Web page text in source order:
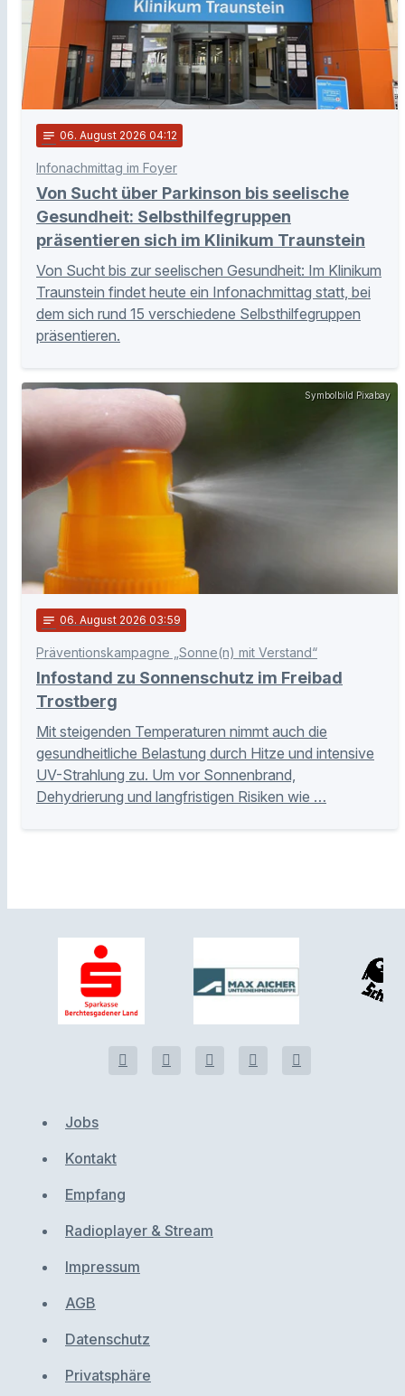
notes 06. August 2026 04:12
Infonachmittag im Foyer
Von Sucht über Parkinson bis seelische
Gesundheit: Selbsthilfegruppen
präsentieren sich im Klinikum Traunstein
Von Sucht bis zur seelischen Gesundheit: Im Klinikum
Traunstein findet heute ein Infonachmittag statt, bei
dem sich rund 15 verschiedene Selbsthilfegruppen
präsentieren.
Symbolbild Pixabay
notes 06. August 2026 03:59
Präventionskampagne „Sonne(n) mit Verstand“
Infostand zu Sonnenschutz im Freibad
Trostberg
Mit steigenden Temperaturen nimmt auch die
gesundheitliche Belastung durch Hitze und intensive
UV-Strahlung zu. Um vor Sonnenbrand,
Dehydrierung und langfristigen Risiken wie …
Jobs
Kontakt
Empfang
Radioplayer & Stream
Impressum
AGB
Datenschutz
Privatsphäre